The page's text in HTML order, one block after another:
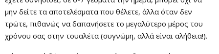
μην δείτε τα αποτελέσματα που θέλετε, άλλα όταν δεν
τρώτε, πιθανώς να δαπανήσετε το μεγαλύτερο μέρος του
χρόνου σας στην τουαλέτα (συγνώμη, αλλά είναι αλήθεια!).